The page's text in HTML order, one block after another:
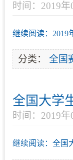
时间：2019年
继续阅读：2019
分类： 全国
全国大学
时间：2019年
继续阅读：全国